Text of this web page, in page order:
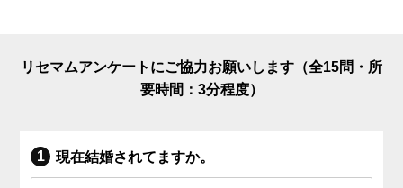
リセマムアンケートにご協力お願いします（全15問・所
要時間：3分程度）
現在結婚されてますか。